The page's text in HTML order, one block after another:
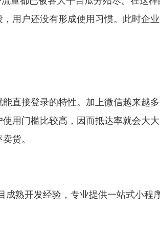
用户还没有形成使用习惯。此时企业
直接登录的特性。加上微信越来越
用门槛比较高，因而抵达率就会大
货。
成熟开发经验，专业提供一站式小